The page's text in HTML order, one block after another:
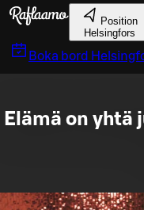
Gå till huvudinnehållet
Position
Helsingfors
Boka bord
Elämä on yhtä